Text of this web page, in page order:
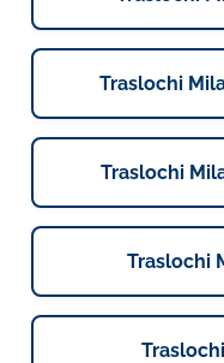
Traslochi
Traslochi
Traslochi